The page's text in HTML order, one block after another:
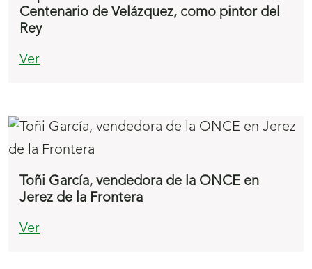
Centenario de Velázquez, como pintor del
Rey
Ver
Toñi García, vendedora de la ONCE en
Jerez de la Frontera
Ver